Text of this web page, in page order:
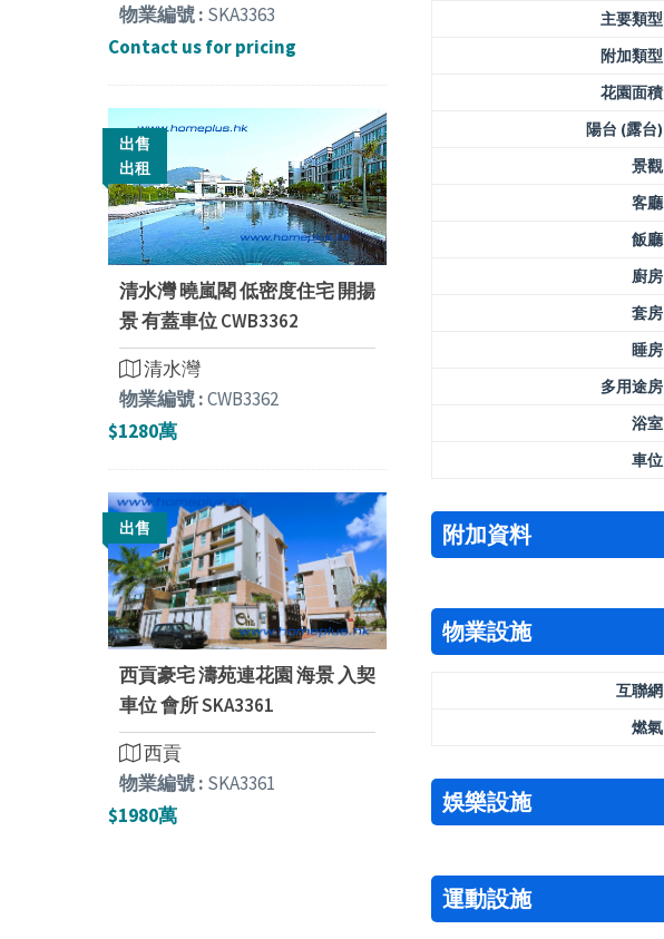
主要類型
附加類型
花園面積
陽台 (露台)
景觀
客廳
飯廳
廚房
套房
睡房
多用途房
浴室
車位
附加資料
物業設施
互聯網
燃氣
娛樂設施
運動設施
物業編號 : SKA3363
Contact us for pricing
出售
出租
清水灣 曉嵐閣 低密度住宅 開揚
景 有蓋車位 CWB3362
清水灣
物業編號 :CWB3362
$1280萬
出售
西貢豪宅 濤苑連花園 海景 入契
車位 會所 SKA3361
西貢
物業編號 : SKA3361
$1980萬